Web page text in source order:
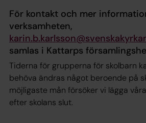
För kontakt och mer
verksamheten,
samlas i Kattarps
Tiderna för grupperna för skolbarn
behöva ändras något beroende på
möjligaste mån försöker vi lägga
efter skolans slut.